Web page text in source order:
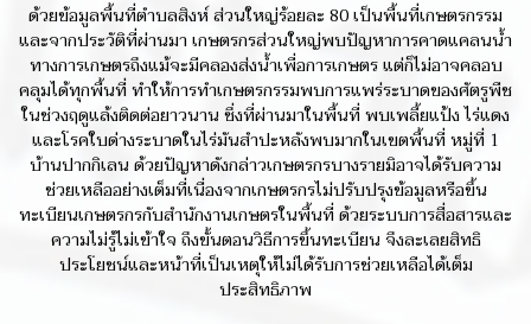
ด้วยข้อมูลพื้นที่ตำบลสิงห์ ส่วนใหญ่ร้อยละ 80 เป็นพื้นที่เกษตรกรรม
และจากประวัติที่ผ่านมา เกษตรกรส่วนใหญ่พบปัญหาการคาดแคลนน้ำ
ทางการเกษตรถึงแม้จะมีคลองส่งน้ำเพื่อการเกษตร แต่ก็ไม่อาจคลอบ
คลุมได้ทุกพื้นที่ ทำให้การทำเกษตรกรรมพบการแพร่ระบาดของศัตรูพืช
ในช่วงฤดูแล้งติดต่อยาวนาน ซึ่งที่ผ่านมาในพื้นที่ พบเพลี้ยแป้ง ไร่แดง
และโรคใบด่างระบาดในไร่มันสำปะหลังพบมากในเขตพื้นที่ หมู่ที่ 1
บ้านปากกิเลน ด้วยปัญหาดังกล่าวเกษตรกรบางรายมิอาจได้รับความ
ช่วยเหลืออย่างเต็มที่เนื่องจากเกษตรกรไม่ปรับปรุงข้อมูลหรือขึ้น
ทะเบียนเกษตรกรกับสำนักงานเกษตรในพื้นที่ ด้วยระบบการสื่อสารและ
ความไม่รู้ไม่เข้าใจ ถึงขั้นตอนวิธีการขึ้นทะเบียน จึงละเลยสิทธิ
ประโยชน์และหน้าที่เป็นเหตุให้ไม่ได้รับการช่วยเหลือได้เต็ม
ประสิทธิภาพ